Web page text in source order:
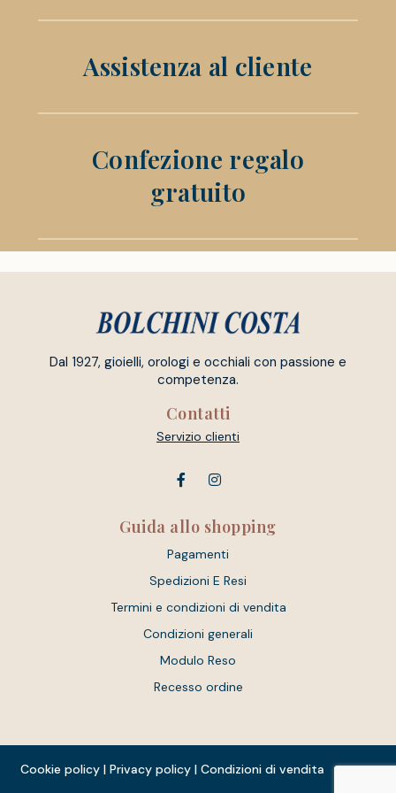
Assistenza al cliente
Confezione regalo
gratuito
Dal 1927, gioielli, orologi e occhiali con passione e
competenza.
Contatti
Servizio clienti
Guida allo shopping
Pagamenti
Spedizioni E Resi
Termini e condizioni di vendita
Condizioni generali
Modulo Reso
Recesso ordine
Cookie policy |Privacy policy |Condizioni di vendita